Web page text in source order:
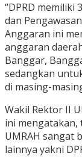
“DPRD memiliki
dan
Anggaran ini
anggaran
Banggar,
sedangkan
di masing-
Wakil Rektor II
ini mengatakan,
UMRAH sangat
lainnya yakni